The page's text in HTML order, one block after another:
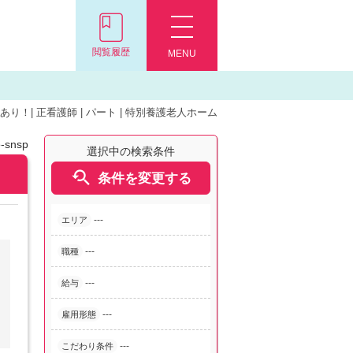
MENU
閲覧履歴
り！| 正看護師 | パート | 特別養護老人ホーム
選択中の検索条件
 条件を変更する
エリア ---
職種 ---
給与 ---
雇用形態 ---
こだわり条件 ---
snsp